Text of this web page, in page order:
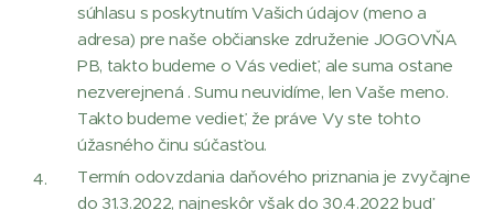
súhlasu s poskytnutím Vašich údajov (meno a
adresa) pre naše občianske združenie JOGOVŇA
PB, takto budeme o Vás vedieť, ale suma ostane
nezverejnená . Sumu neuvidíme, len Vaše meno.
Takto budeme vedieť, že práve Vy ste tohto
úžasného činu súčasťou.
Termín odovzdania daňového priznania je zvyčajne
do 31.3.2022, najneskôr však do 30.4.2022 buď